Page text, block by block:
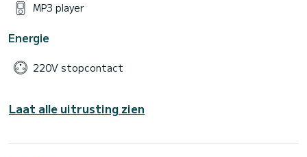
MP3 player
Energie
220V stopcontact
Laat alle uitrusting zien